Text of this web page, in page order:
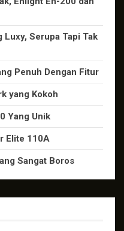
Luxy, Serupa Tapi Tak
Penuh Dengan Fitur
yang Kokoh
Yang Unik
Elite 110A
Sangat Boros